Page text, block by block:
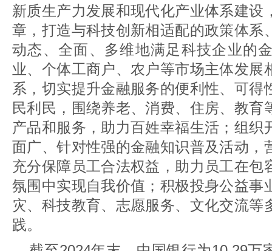
新质生产力发展和现代化产业体系建设
章，打造与科技创新相适配的政策体系
动态、全面、多维地满足科技企业的
业、个体工商户、农户等市场主体发展
系，切实提升金融服务的便利性、可得
民利民，围绕养老、消费、住房、教育
产品和服务，助力百姓幸福生活；组织
面广、针对性强的金融知识普及活动，
充分保障员工合法权益，助力员工在包
氛围中实现自我价值；积极投身公益事
灾、科技教育、志愿服务、文化交流等
践。